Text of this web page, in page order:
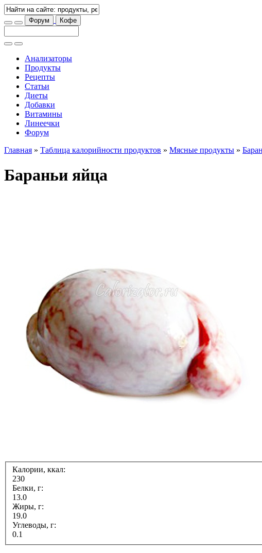
Форум Кофе
Анализаторы
Продукты
Рецепты
Статьи
Диеты
Добавки
Витамины
Линеечки
Форум
Главная » Таблица калорийности продуктов » Мясные продукты »
Бараньи яйца
Калории, ккал:
230
Белки, г:
13.0
Жиры, г:
19.0
Углеводы, г:
0.1